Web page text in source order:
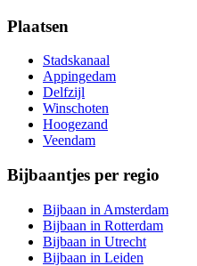
Plaatsen
Stadskanaal
Appingedam
Delfzijl
Winschoten
Hoogezand
Veendam
Bijbaantjes per regio
Bijbaan in Amsterdam
Bijbaan in Rotterdam
Bijbaan in Utrecht
Bijbaan in Leiden